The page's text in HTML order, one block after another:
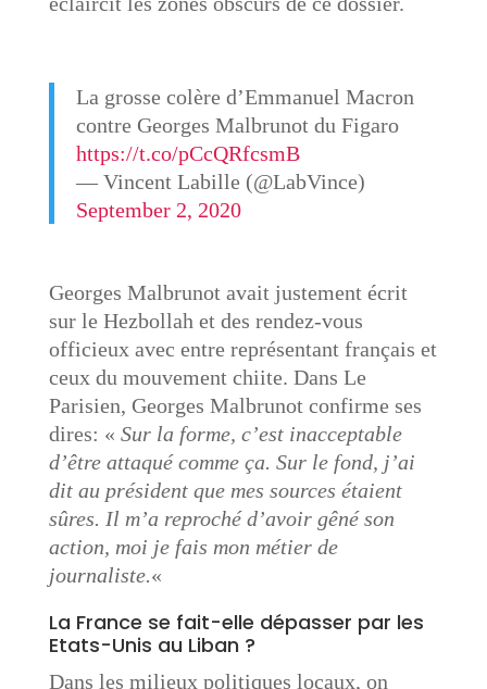
La grosse colère d’Emmanuel Macron
contre Georges Malbrunot du Figaro
https://t.co/pCcQRfcsmB
— Vincent Labille (@LabVince)
September 2, 2020
Georges Malbrunot avait justement écrit
sur le Hezbollah et des rendez-vous
officieux avec entre représentant français et
ceux du mouvement chiite. Dans Le
Parisien, Georges Malbrunot confirme ses
dires: « Sur la forme, c’est inacceptable
d’être attaqué comme ça. Sur le fond, j’ai
dit au président que mes sources étaient
sûres. Il m’a reproché d’avoir gêné son
action, moi je fais mon métier de
journaliste.«
La France se fait-elle dépasser par les
Etats-Unis au Liban ?
Dans les milieux politiques locaux, on